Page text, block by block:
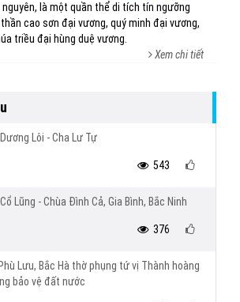
là một quần thể di tích tín ngưỡng
cao sơn đại vương, quý minh đại vương,
triều đại hùng duệ vương.
Xem chi tiết
Lôi - Cha Lư Tự
543
Lũng - Chùa Đình Cả, Gia Bình, Bắc Ninh
376
Lưu, Bắc Hà thờ phụng tứ vị Thành hoàng
bảo vệ đất nước